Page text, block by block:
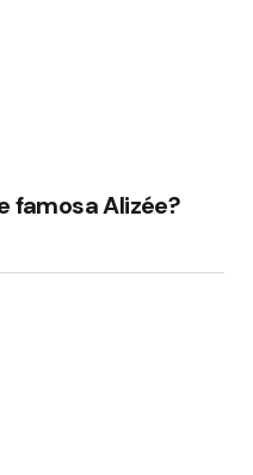
famosa Alizée?